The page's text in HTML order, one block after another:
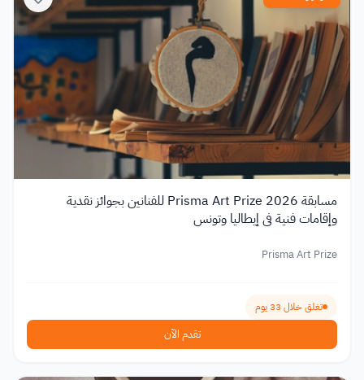
مسابقة Prisma Art Prize 2026 للفنانين بجوائز نقدية
وإقامات فنية في إيطاليا وتونس
Prisma Art Prize
تغلق خلال 33 يوم
تقدم الآن